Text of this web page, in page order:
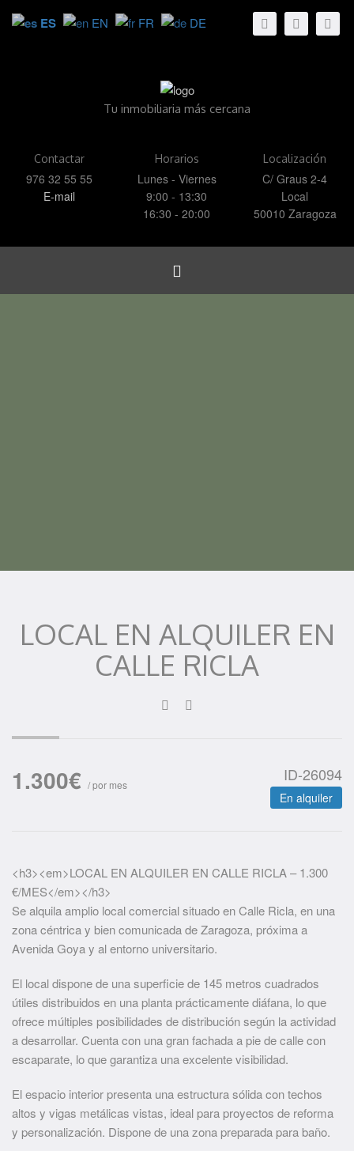
Tu inmobiliaria más cercana
Contactar
976 32 55 55
E-mail
Horarios
Lunes - Viernes
9:00 - 13:30
16:30 - 20:00
Localización
C/ Graus 2-4
Local
50010 Zaragoza
Toggle
LOCAL EN ALQUILER EN
CALLE RICLA
1.300€ / por mes
ID-26094
En alquiler
<h3><em>LOCAL EN ALQUILER EN CALLE RICLA – 1.300
€/MES</em></h3>
Se alquila amplio local comercial situado en Calle Ricla, en una
zona céntrica y bien comunicada de Zaragoza, próxima a
Avenida Goya y al entorno universitario.
El local dispone de una superficie de 145 metros cuadrados
útiles distribuidos en una planta prácticamente diáfana, lo que
ofrece múltiples posibilidades de distribución según la actividad
a desarrollar. Cuenta con una gran fachada a pie de calle con
escaparate, lo que garantiza una excelente visibilidad.
El espacio interior presenta una estructura sólida con techos
altos y vigas metálicas vistas, ideal para proyectos de reforma
y personalización. Dispone de una zona preparada para baño.
ES EN FR DE